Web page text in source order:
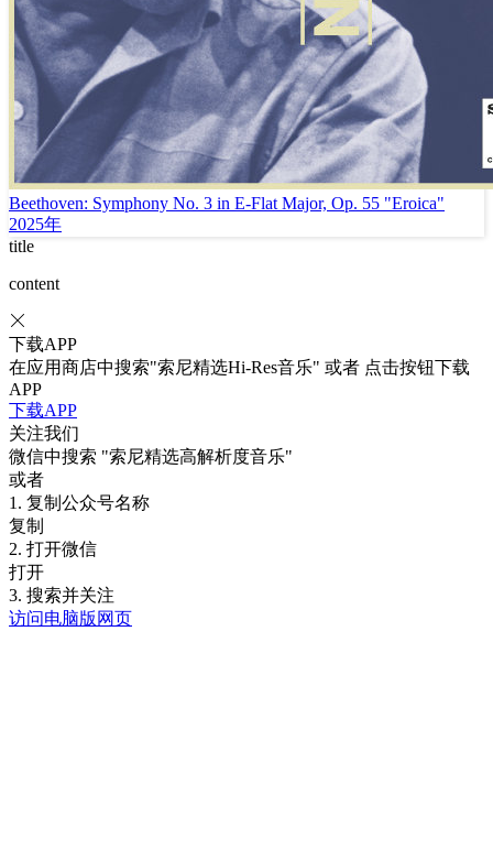
Beethoven: Symphony No. 3 in E-Flat Major, Op. 55 "Eroica"
2025年
title
content
下载APP
在应用商店中搜索"索尼精选Hi-Res音乐" 或者 点击按钮下载
APP
下载APP
关注我们
微信中搜索 "索尼精选高解析度音乐"
或者
1. 复制公众号名称
复制
2. 打开微信
打开
3. 搜索并关注
访问电脑版网页